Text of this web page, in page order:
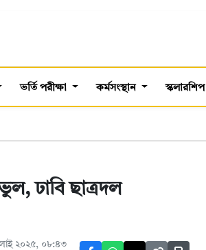
ভর্তি পরীক্ষা কর্মসংস্থান স্কলারশিপ
ঢাবি ছাত্রদল
২০২৫, ০৮:৪৩